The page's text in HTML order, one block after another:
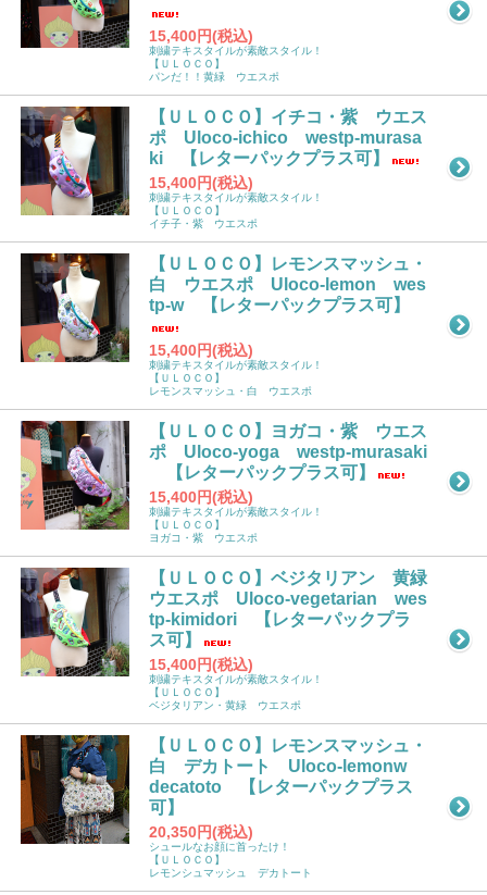
15,400円(税込)
刺繍テキスタイルが素敵スタイル！
【ＵＬＯＣＯ】
パンだ！！黄緑 ウエスポ
【ＵＬＯＣＯ】イチコ・紫 ウエス
ポ Uloco-ichico westp-murasa
ki 【レターパックプラス可】
15,400円(税込)
刺繍テキスタイルが素敵スタイル！
【ＵＬＯＣＯ】
イチ子・紫 ウエスポ
【ＵＬＯＣＯ】レモンスマッシュ・
白 ウエスポ Uloco-lemon wes
tp-w 【レターパックプラス可】
15,400円(税込)
刺繍テキスタイルが素敵スタイル！
【ＵＬＯＣＯ】
レモンスマッシュ・白 ウエスポ
【ＵＬＯＣＯ】ヨガコ・紫 ウエス
ポ Uloco-yoga westp-murasaki
【レターパックプラス可】
15,400円(税込)
刺繍テキスタイルが素敵スタイル！
【ＵＬＯＣＯ】
ヨガコ・紫 ウエスポ
【ＵＬＯＣＯ】ベジタリアン 黄緑
ウエスポ Uloco-vegetarian wes
tp-kimidori 【レターパックプラ
ス可】
15,400円(税込)
刺繍テキスタイルが素敵スタイル！
【ＵＬＯＣＯ】
ベジタリアン・黄緑 ウエスポ
【ＵＬＯＣＯ】レモンスマッシュ・
白 デカトート Uloco-lemonw
decatoto 【レターパックプラス
可】
20,350円(税込)
シュールなお顔に首ったけ！
【ＵＬＯＣＯ】
レモンシュマッシュ デカトート